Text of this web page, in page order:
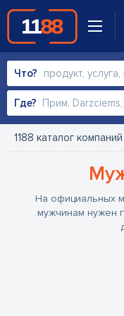
Что?
Где?
1188 каталог компаний
На официальных
мужчинам нужен